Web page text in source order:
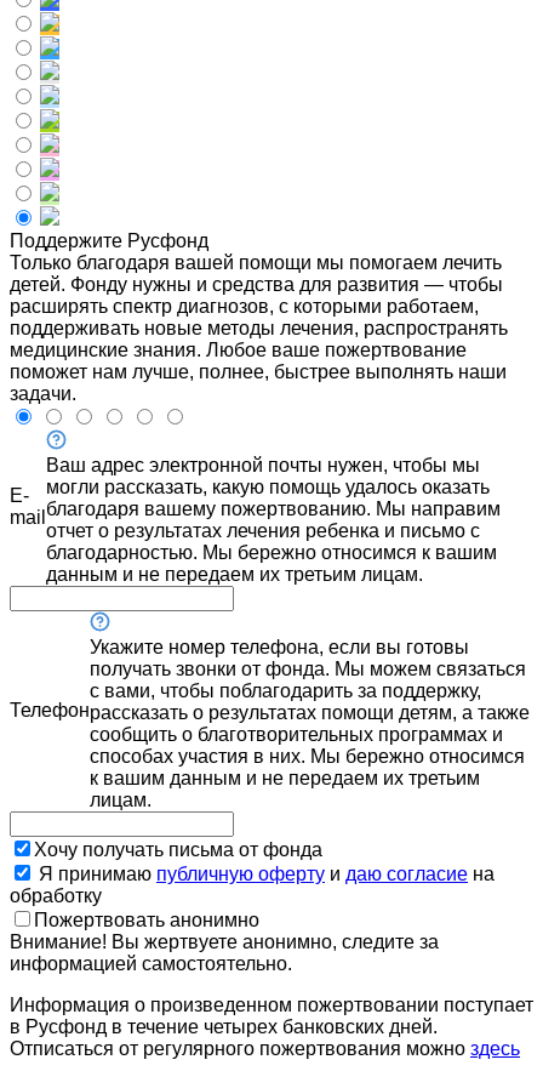
Поддержите Русфонд
Только благодаря вашей помощи мы помогаем лечить
детей. Фонду нужны и средства для развития — чтобы
расширять спектр диагнозов, с которыми работаем,
поддерживать новые методы лечения, распространять
медицинские знания. Любое ваше пожертвование
поможет нам лучше, полнее, быстрее выполнять наши
задачи.
E-
mail
Ваш адрес электронной почты нужен, чтобы мы
могли рассказать, какую помощь удалось оказать
благодаря вашему пожертвованию. Мы направим
отчет о результатах лечения ребенка и письмо с
благодарностью. Мы бережно относимся к вашим
данным и не передаем их третьим лицам.
Телефон
Укажите номер телефона, если вы готовы
получать звонки от фонда. Мы можем связаться
с вами, чтобы поблагодарить за поддержку,
рассказать о результатах помощи детям, а также
сообщить о благотворительных программах и
способах участия в них. Мы бережно относимся
к вашим данным и не передаем их третьим
лицам.
Хочу получать письма от фонда
Я принимаю публичную оферту и даю согласие на
обработку
Пожертвовать анонимно
Внимание! Вы жертвуете анонимно, следите за
информацией самостоятельно.
Информация о произведенном пожертвовании поступает
в Русфонд в течение четырех банковских дней.
Отписаться от регулярного пожертвования можно здесь